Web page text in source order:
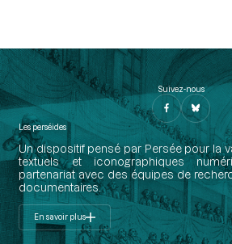
Suivez-nous
Les perséides
Un dispositif pensé par Persée pour la
textuels et iconographiques
partenariat avec des équipes de
documentaires.
En savoir plus